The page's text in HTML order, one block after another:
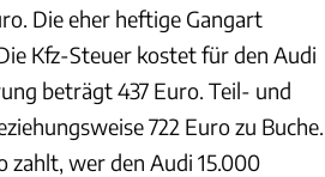
Die eher heftige Gangart
Kfz-Steuer kostet für den Audi
beträgt 437 Euro. Teil- und
722 Euro zu Buche.
zahlt, wer den Audi 15.000